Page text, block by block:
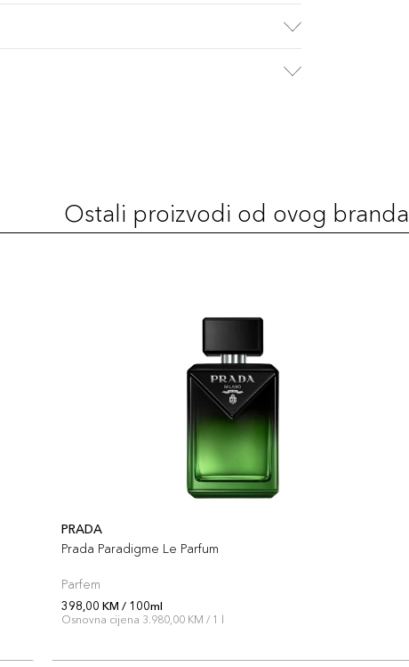
Ostali proizvodi od ovog branda
PRADA
Prada Paradigme Le Parfum
Parfem
398,00 KM / 100ml
Osnovna cijena 3.980,00 KM / 1 l